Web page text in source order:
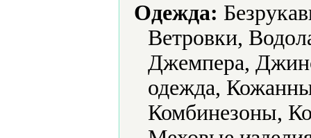
Одежда:
Ветровки,
Джемпера,
одежда,
Комбинезоны,